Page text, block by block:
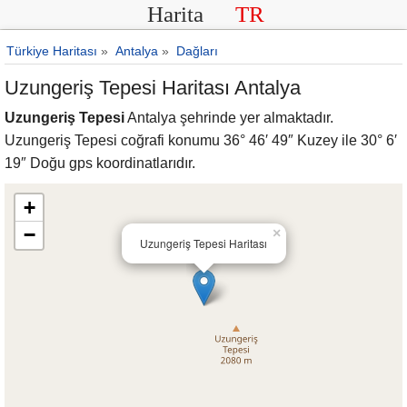
Harita TR
Türkiye Haritası » Antalya » Dağları
Uzungeriş Tepesi Haritası Antalya
Uzungeriş TepesiAntalya şehrinde yer almaktadır.
Uzungeriş Tepesi coğrafi konumu 36° 46′ 49″ Kuzey ile 30° 6′
19″ Doğu gps koordinatlarıdır.
Uzungeriş Tepesi Haritası
×
+
−